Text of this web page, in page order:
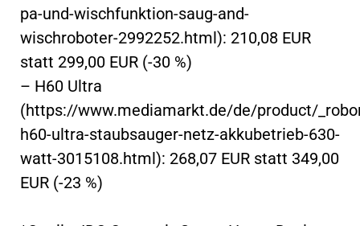
pa-und-wischfunktion-saug-and-
wischroboter-2992252.html): 210,08 EUR
statt 299,00 EUR (-30 %)
– H60 Ultra
(https://www.mediamarkt.de/de/product/
h60-ultra-staubsauger-netz-akkubetrieb-630-
watt-3015108.html): 268,07 EUR statt 349,00
EUR (-23 %)